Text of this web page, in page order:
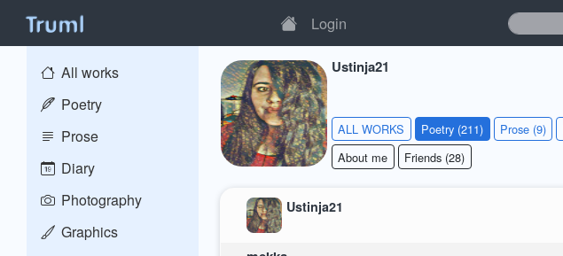
Login
All works
Poetry
Prose
Diary
Photography
Graphics
Ustinja21
ALL WORKS Poetry (211) Prose (9)
About me
Friends (28)
Ustinja21